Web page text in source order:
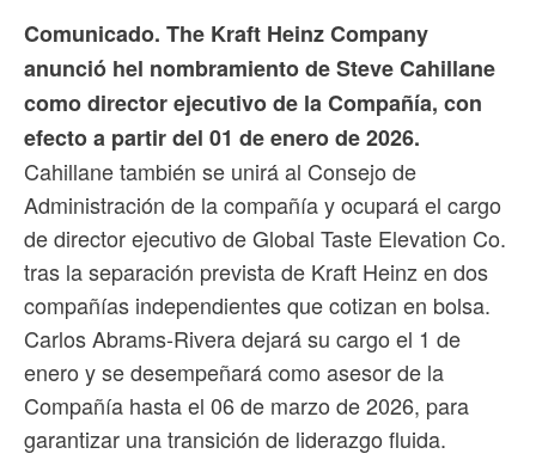
Comunicado. The Kraft Heinz Company
anunció hel nombramiento de Steve Cahillane
como director ejecutivo de la Compañía, con
efecto a partir del 01 de enero de 2026.
Cahillane también se unirá al Consejo de
Administración de la compañía y ocupará el cargo
de director ejecutivo de Global Taste Elevation Co.
tras la separación prevista de Kraft Heinz en dos
compañías independientes que cotizan en bolsa.
Carlos Abrams-Rivera dejará su cargo el 1 de
enero y se desempeñará como asesor de la
Compañía hasta el 06 de marzo de 2026, para
garantizar una transición de liderazgo fluida.